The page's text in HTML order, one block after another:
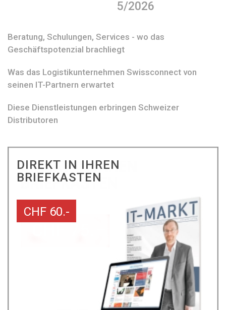
5/2026
Beratung, Schulungen, Services - wo das
Geschäftspotenzial brachliegt
Was das Logistikunternehmen Swissconnect von
seinen IT-Partnern erwartet
Diese Dienstleistungen erbringen Schweizer
Distributoren
DIREKT IN IHREN
BRIEFKASTEN
CHF 60.-